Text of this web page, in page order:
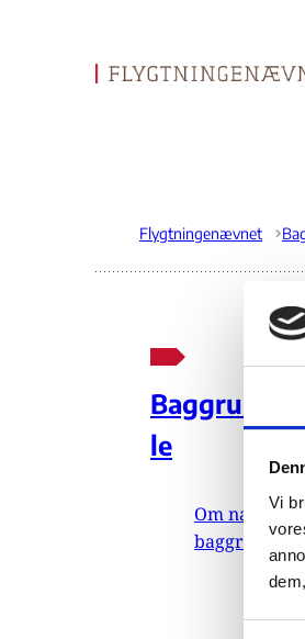
Vi
Gå til forsiden
Flygtningenævnet
le
Om nævnets